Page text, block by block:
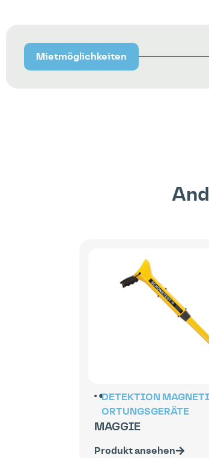
Mietmöglichkeiten
DETEKTION
ORTUNGSGERÄTE
MAGGIE
Produkt ansehen